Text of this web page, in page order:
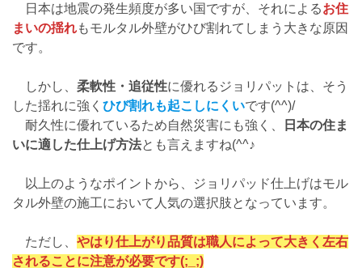
日本は地震の発生頻度が多い国ですが、それによるお住
まいの揺れもモルタル外壁がひび割れてしまう大きな原因
です。
しかし、 柔軟性・追従性に優れるジョリパットは、そう
した揺れに強く ひび割れも起こしにくいです(^^)/
耐久性に優れているため自然災害にも強く、
日本の住ま
いに適した仕上げ方法とも言えますね(^^♪
以上のようなポイントから、ジョリパッド仕上げはモル
タル外壁の施工において人気の選択肢となっています。
ただし、 やはり仕上がり品質は職人によって大きく左右
されることに注意が必要です(;_;)